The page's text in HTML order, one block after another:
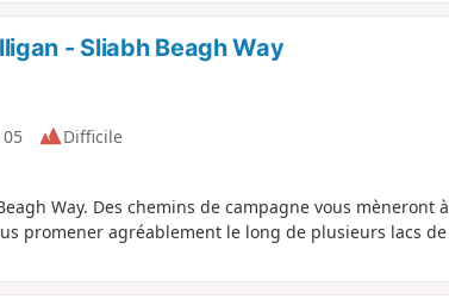
- Sliabh Beagh Way
Difficile
Way. Des chemins de campagne vous mèneront à
promener agréablement le long de plusieurs lacs de